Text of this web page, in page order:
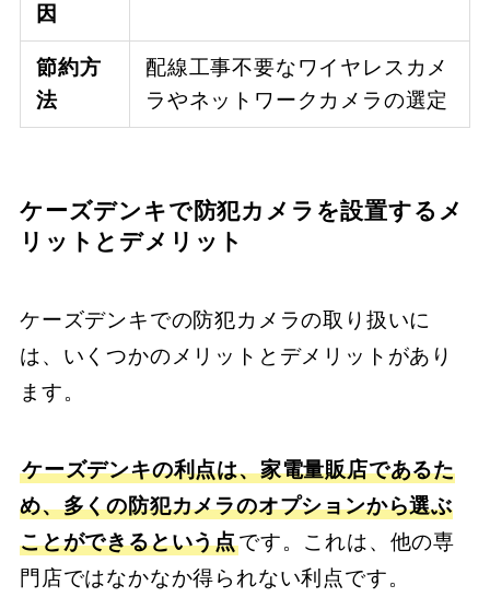
因
節約方
法
配線工事不要なワイヤレスカメ
ラやネットワークカメラの選定
ケーズデンキで防犯カメラを設置するメ
リットとデメリット
ケーズデンキでの防犯カメラの取り扱いに
は、いくつかのメリットとデメリットがあり
ます。
ケーズデンキの利点は、家電量販店であるた
め、多くの防犯カメラのオプションから選ぶ
ことができるという点です。これは、他の専
門店ではなかなか得られない利点です。